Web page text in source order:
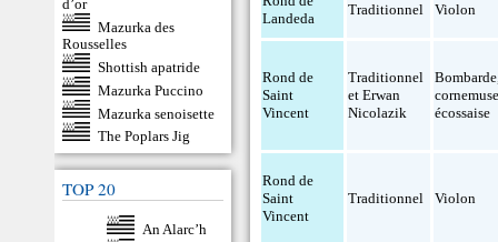
d’or
Mazurka des
Rousselles
Shottish apatride
Mazurka Puccino
Mazurka senoisette
The Poplars Jig
TOP 20
An Alarc’h
Landeda
Traditionnel Violon
Rond de
Saint
Vincent
Traditionnel
et Erwan
Nicolazik
Bombarde
écossaise
Rond de
Saint
Vincent
Traditionnel Violon